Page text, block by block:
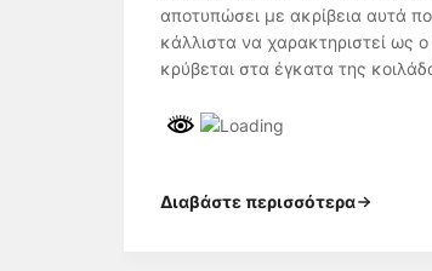
αποτυπώσει με ακρίβεια αυτά
κάλλιστα να χαρακτηριστεί ως
κρύβεται στα έγκατα της
Διαβάστε περισσότερα